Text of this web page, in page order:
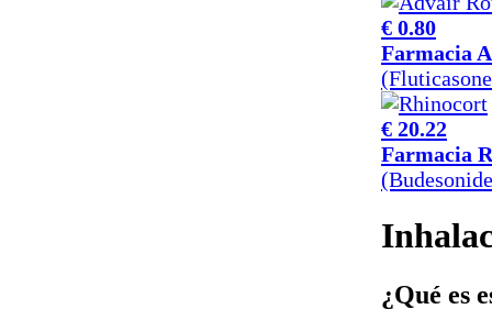
€ 0.80
Farmacia
€ 20.22
Farmacia
¿Qué es